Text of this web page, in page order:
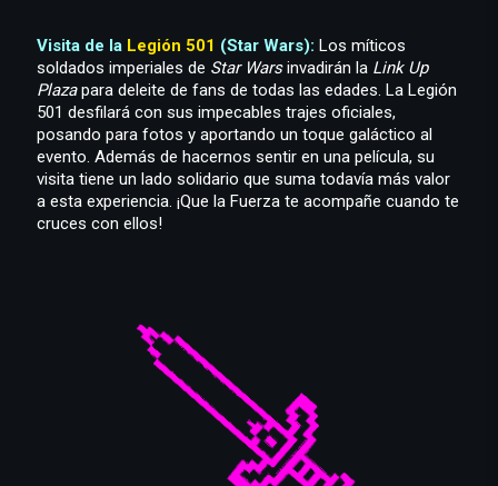
Visita de la Legión 501 (Star Wars): Los míticos
soldados imperiales de Star Warsinvadirán la Link Up
Plazapara deleite de fans de todas las edades. La Legión
501 desfilará con sus impecables trajes oficiales,
posando para fotos y aportando un toque galáctico al
evento. Además de hacernos sentir en una película, su
visita tiene un lado solidario que suma todavía más valor
a esta experiencia. ¡Que la Fuerza te acompañe cuando te
cruces con ellos!